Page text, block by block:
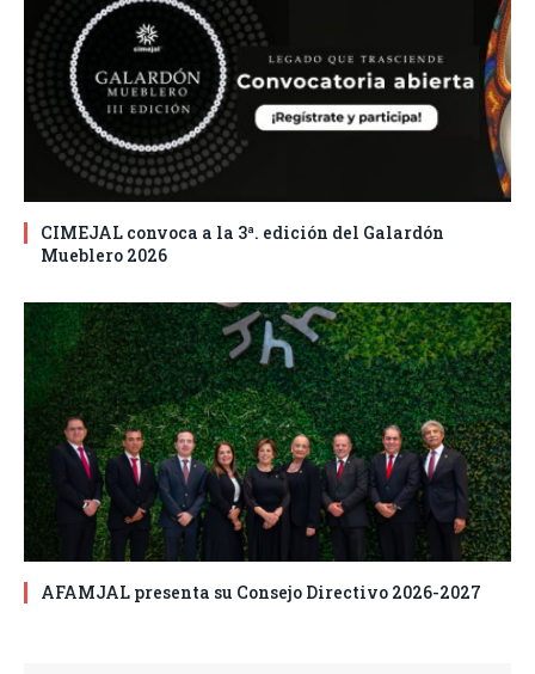
CIMEJAL convoca a la 3ª. edición del Galardón
Mueblero 2026
AFAMJAL presenta su Consejo Directivo 2026-2027